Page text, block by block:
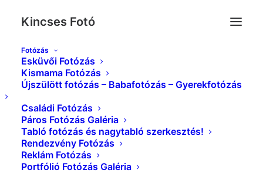
Kincses Fotó
Fotózás
Esküvői Fotózás
Kismama Fotózás
Újszülött fotózás – Babafotózás – Gyerekfotózás
Családi Fotózás
Páros Fotózás Galéria
Tabló fotózás és nagytabló szerkesztés!
Rendezvény Fotózás
Reklám Fotózás
Portfólió Fotózás Galéria
KÉSZ GOURMET LOGO új
Kezdőlap
Bemutatkozás - Ezek vagyunk!